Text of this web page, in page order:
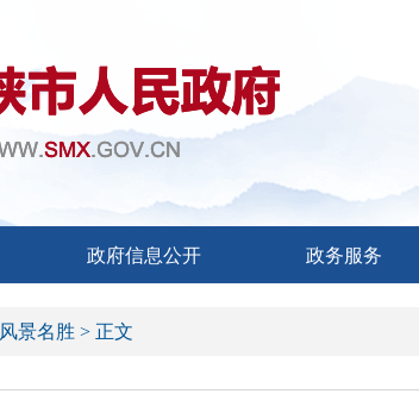
政府信息公开 政务服务
风景名胜 > 正文